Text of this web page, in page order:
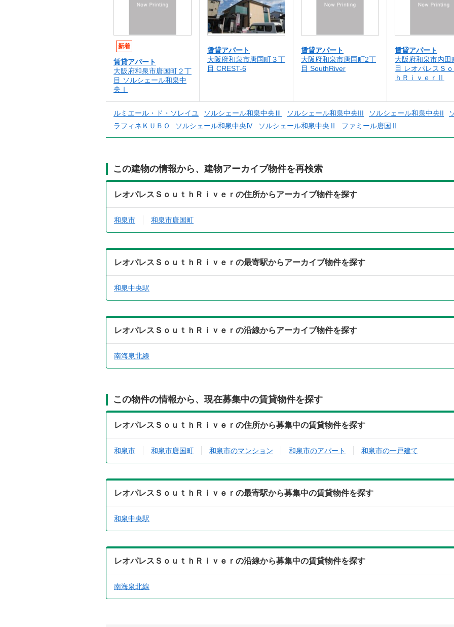
新着
賃貸アパート
大阪府和泉市唐国町２丁
目 ソルシェール和泉中
央Ⅰ
賃貸アパート
大阪府和泉市唐国町３丁
目 CREST-6
賃貸アパート
大阪府和泉市唐国町2丁
目 SouthRiver
賃貸アパート
大阪府和泉市内田
目 レオパレスＳ
ｈＲｉｖｅｒⅡ
ルミエール・ド・ソレイユ ソルシェール和泉中央Ⅲ ソルシェール和泉中央III ソルシェール和泉中央II
ラフィネＫＵＢＯ
ソルシェール和泉中央Ⅳ ソルシェール和泉中央Ⅱ ファミール唐国Ⅱ
この建物の情報から、建物アーカイブ物件を再検索
レオパレスＳｏｕｔｈＲｉｖｅｒの住所からアーカイブ物件を探す
和泉市 和泉市唐国町
レオパレスＳｏｕｔｈＲｉｖｅｒの最寄駅からアーカイブ物件を探す
和泉中央駅
レオパレスＳｏｕｔｈＲｉｖｅｒの沿線からアーカイブ物件を探す
南海泉北線
この物件の情報から、現在募集中の賃貸物件を探す
レオパレスＳｏｕｔｈＲｉｖｅｒの住所から募集中の賃貸物件を探す
和泉市 和泉市唐国町 和泉市のマンション 和泉市のアパート 和泉市の一戸建て
レオパレスＳｏｕｔｈＲｉｖｅｒの最寄駅から募集中の賃貸物件を探す
和泉中央駅
レオパレスＳｏｕｔｈＲｉｖｅｒの沿線から募集中の賃貸物件を探す
南海泉北線